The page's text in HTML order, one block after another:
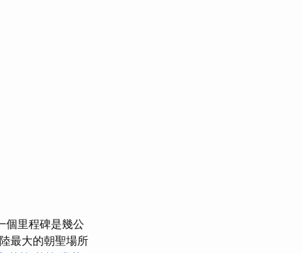
個里程碑是幾公
最大的朝聖場所